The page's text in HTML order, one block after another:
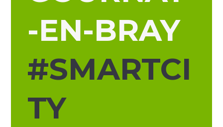
-EN-BRAY
#SMARTCI
TY